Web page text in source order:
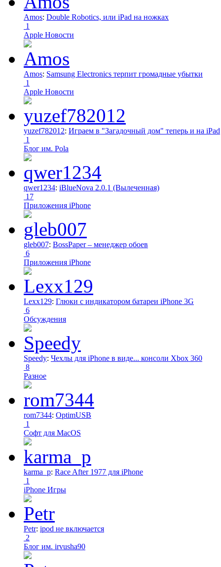
Amos: Double Robotics, или iPad на ножках
1
Apple Новости
Amos: Samsung Electronics терпит громадные убытки
1
Apple Новости
yuzef782012: Играем в "Загадочный дом" теперь и на iPad
1
Блог им. Pola
qwer1234: iBlueNova 2.0.1 (Вылеченная)
17
Приложения iPhone
gleb007: BossPaper – менеджер обоев
6
Приложения iPhone
Lexx129: Глюки с индикатором батареи iPhone 3G
6
Обсуждения
Speedy: Чехлы для iPhone в виде... консоли Xbox 360
8
Разное
rom7344: OptimUSB
1
Софт для MacOS
karma_p: Race After 1977 для iPhone
1
iPhone Игры
Petr: ipod не включается
2
Блог им. irvusha90